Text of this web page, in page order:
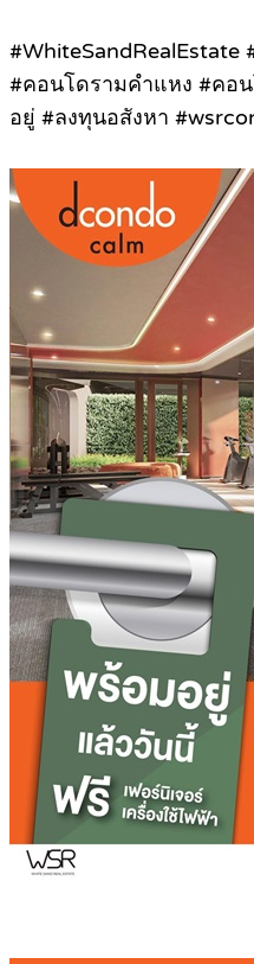
#WhiteSandRealEstate
#คอนโดรามคำแหง #คอ
อยู่ #ลงทุนอสังหา